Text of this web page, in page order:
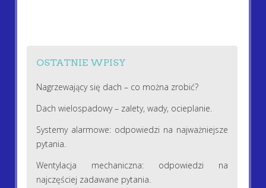
OSTATNIE WPISY
Nagrzewający się dach – co można zrobić?
Dach wielospadowy – zalety, wady, ocieplanie.
Systemy alarmowe: odpowiedzi na najważniejsze
pytania.
Wentylacja mechaniczna: odpowiedzi na
najczęściej zadawane pytania.